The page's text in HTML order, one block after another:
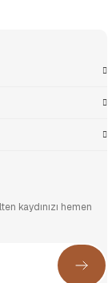
kaydınızı hemen